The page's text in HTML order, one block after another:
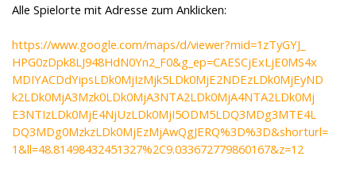
Alle Spielorte mit Adresse zum Anklicken:
https://www.google.com/maps/d/viewer?mid=1zTyGYJ_
HPG0zDpk8LJ948HdN0Yn2_F0&g_ep=CAESCjExLjE0MS4x
MDIYACDdYipsLDk0MjIzMjk5LDk0MjE2NDEzLDk0MjEyND
k2LDk0MjA3Mzk0LDk0MjA3NTA2LDk0MjA4NTA2LDk0Mj
E3NTIzLDk0MjE4NjUzLDk0MjI5ODM5LDQ3MDg3MTE4L
DQ3MDg0MzkzLDk0MjEzMjAwQgJERQ%3D%3D&shorturl=
1&ll=48.81498432451327%2C9.033672779860167&z=12